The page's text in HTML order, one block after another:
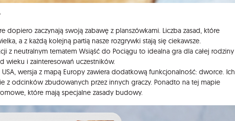
dopiero zaczynają swoją zabawę z planszówkami. Liczba zasad, które
a z każdą kolejną partią nasze rozgrywki stają się ciekawsze.
z neutralnym tematem Wsiąść do Pociągu to idealna gra dla całej rodziny
wieku i zainteresowań uczestników.
wersja z mapą Europy zawiera dodatkową funkcjonalność: dworce. Ich
z odcinków zbudowanych przez innych graczy. Ponadto na tej mapie
które mają specjalne zasady budowy.